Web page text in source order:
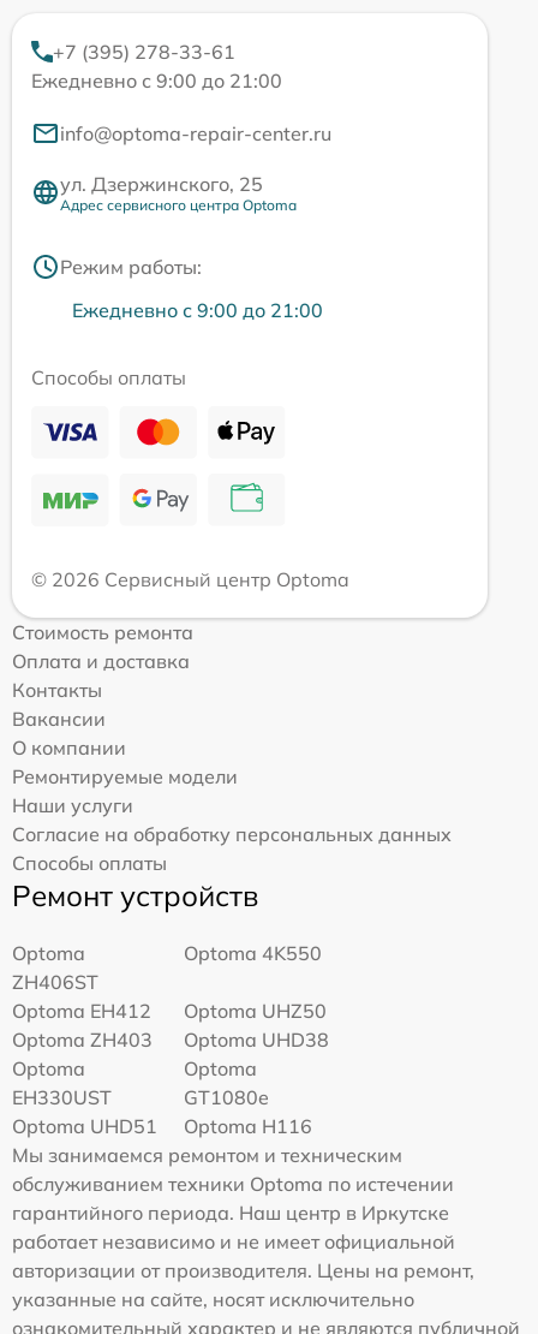
+7 (395) 278-33-61
Ежедневно с 9:00 до 21:00
info@optoma-repair-center.ru
ул. Дзержинского, 25
Адрес сервисного центра Optoma
Режим работы:
Ежедневно с 9:00 до 21:00
Способы оплаты
© 2026 Сервисный центр Optoma
Стоимость ремонта
Оплата и доставка
Контакты
Вакансии
О компании
Ремонтируемые модели
Наши услуги
Согласие на обработку персональных данных
Способы оплаты
Ремонт устройств
Optoma
ZH406ST
Optoma 4K550
Optoma EH412
Optoma UHZ50
Optoma ZH403
Optoma UHD38
Optoma
EH330UST
Optoma
GT1080e
Optoma UHD51
Optoma H116
Мы занимаемся ремонтом и техническим
обслуживанием техники Optoma по истечении
гарантийного периода. Наш центр в Иркутске
работает независимо и не имеет официальной
авторизации от производителя. Цены на ремонт,
указанные на сайте, носят исключительно
ознакомительный характер и не являются публичной